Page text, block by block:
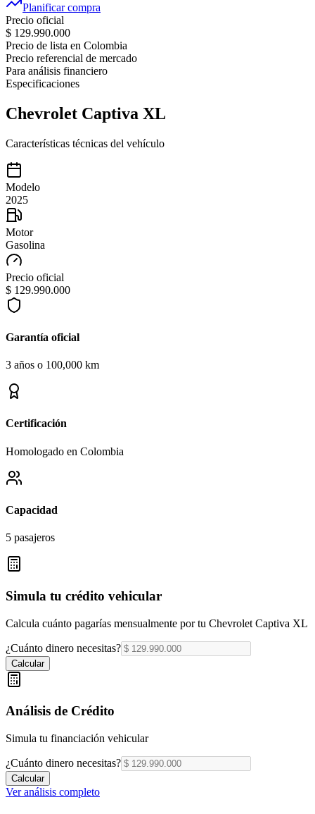
Planificar compra
Precio oficial
$ 129.990.000
Precio de lista en Colombia
Precio referencial de mercado
Para análisis financiero
Especificaciones
Chevrolet Captiva XL
Características técnicas del vehículo
Modelo
2025
Motor
Gasolina
Precio oficial
$ 129.990.000
Garantía oficial
3 años o 100,000 km
Certificación
Homologado en Colombia
Capacidad
5 pasajeros
Simula tu crédito vehicular
Calcula cuánto pagarías mensualmente por tu Chevrolet Captiva XL
¿Cuánto dinero necesitas?
Calcular
Análisis de Crédito
Simula tu financiación vehicular
¿Cuánto dinero necesitas?
Calcular
Ver análisis completo